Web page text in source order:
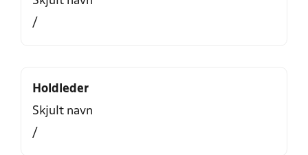
/
Holdleder
Skjult navn
/